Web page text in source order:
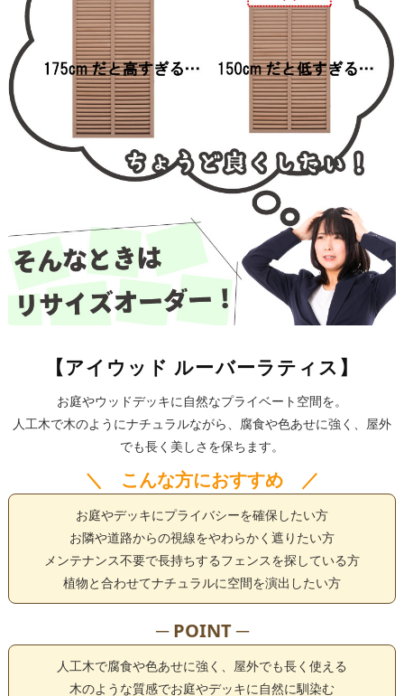
【アイウッド ルーバーラティス】
お庭やウッドデッキに自然なプライベート空間を。
人工木で木のようにナチュラルながら、腐食や色あせに強く、屋外
でも長く美しさを保ちます。
＼ こんな方におすすめ ／
お庭やデッキにプライバシーを確保したい方
お隣や道路からの視線をやわらかく遮りたい方
メンテナンス不要で長持ちするフェンスを探している方
植物と合わせてナチュラルに空間を演出したい方
─ POINT ─
人工木で腐食や色あせに強く、屋外でも長く使える
木のような質感でお庭やデッキに自然に馴染む